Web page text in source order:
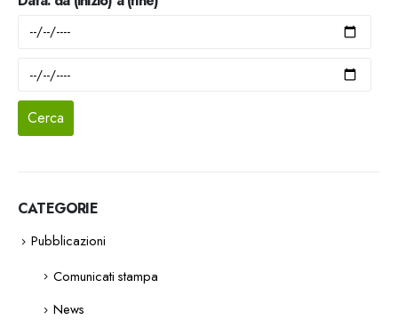
CATEGORIE
Pubblicazioni
Comunicati stampa
News